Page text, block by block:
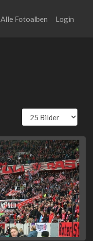
Alle Fotoalben Login